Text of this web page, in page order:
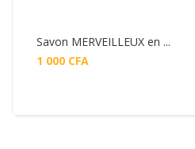
Savon MERVEILLEUX en ...
1 000 CFA